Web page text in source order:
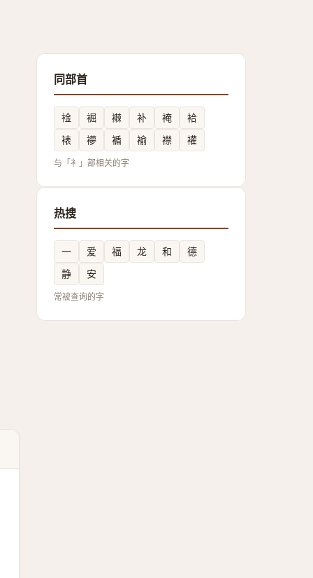
同部首
䘳 䘿 襋 补 裺
袷
裱
䙦 䙉 褕 襟 䙮
与「衤」部相关的字
热搜
一 爱 福 龙 和
德
静
安
常被查询的字